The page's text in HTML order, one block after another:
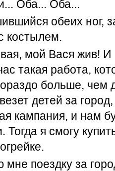
Оба... Оба...
обеих ног,
костылем.
мой Вася жив!
такая работа,
больше, чем
детей за
кампания, и нам
Тогда я смогу
поездку за